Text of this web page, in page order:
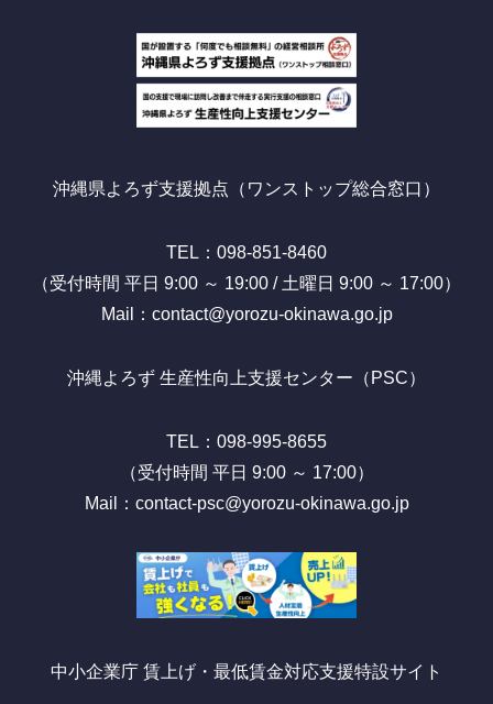
沖縄県よろず支援拠点（ワンストップ総合窓口）
TEL：098-851-8460
（受付時間 平日 9:00 ～ 19:00 / 土曜日 9:00 ～ 17:00）
Mail：contact@yorozu-okinawa.go.jp
沖縄よろず 生産性向上支援センター（PSC）
TEL：098-995-8655
（受付時間 平日 9:00 ～ 17:00）
Mail：contact-psc@yorozu-okinawa.go.jp
中小企業庁 賃上げ・最低賃金対応支援特設サイト